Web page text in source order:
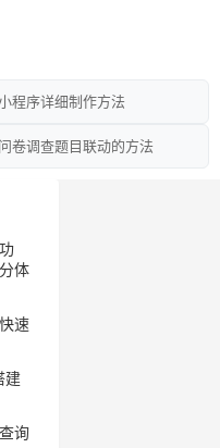
程序详细制作方法
卷调查题目联动的方法
体
速
建
询